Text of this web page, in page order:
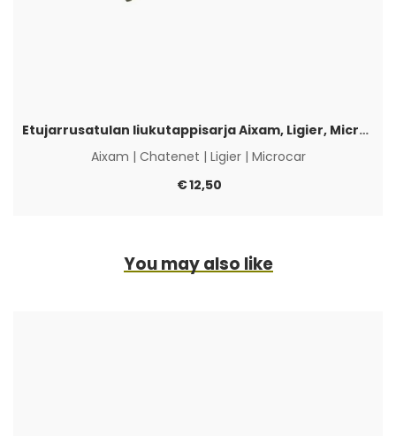
Etujarrusatulan liukutappisarja Aixam, Ligier, Microcar & Chatenet
Aixam | Chatenet | Ligier| Microcar
€12,50
You may also like